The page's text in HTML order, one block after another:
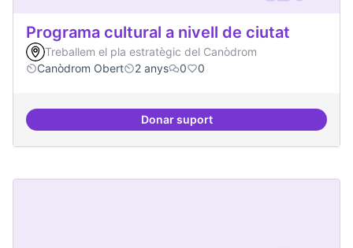
Programa cultural a nivell de ciutat
Treballem el pla estratègic del Canòdrom
Canòdrom Obert
2 anys 0 0
Donar suportPrograma cultural a nivell de